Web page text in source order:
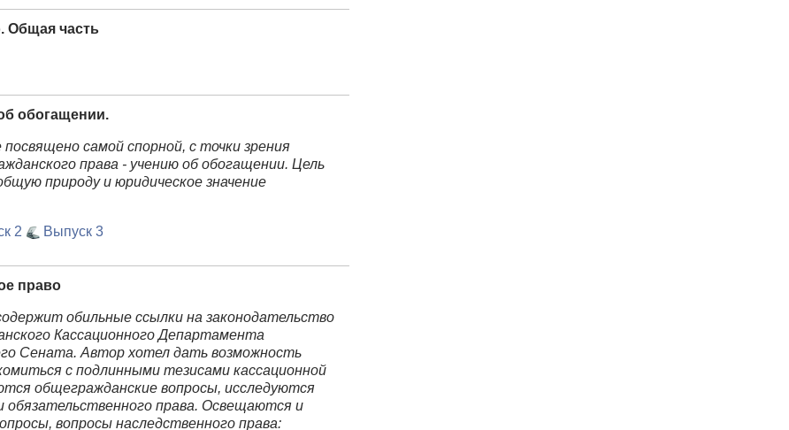
Общая часть
обогащении.
самой спорной, с точки зрения
права - учению об обогащении. Цель
природу и юридическое значение
2 Выпуск 3
право
обильные ссылки на законодательство
Кассационного Департамента
Сената. Автор хотел дать возможность
с подлинными тезисами кассационной
общегражданские вопросы, исследуются
обязательственного права. Освещаются и
вопросы наследственного права: